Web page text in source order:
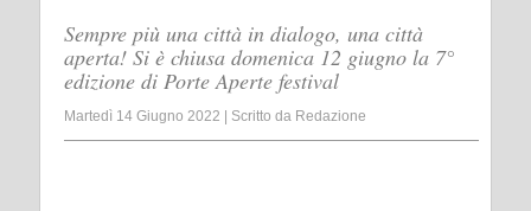
Sempre più una città in dialogo, una città
aperta! Si è chiusa domenica 12 giugno la 7°
edizione di Porte Aperte festival
Martedì 14 Giugno 2022 Scritto da Redazione